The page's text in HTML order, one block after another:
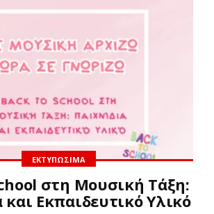
ΕΚΤΥΠΏΣΙΜΑ
στη Μουσική Τάξη:
και Εκπαιδευτικό Υλικό